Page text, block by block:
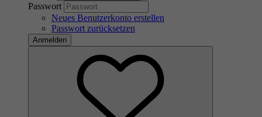
Passwort
Neues Benutzerkonto erstellen
Passwort zurücksetzen
Anmelden